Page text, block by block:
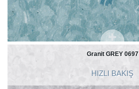
Granit GREY 0697
HIZLI BAKIŞ